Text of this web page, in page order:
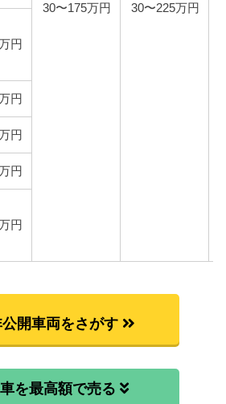
95,600円
30〜175万円 30〜225万円
円
円
円
円
円
開車両をさがす
を最高額で売る